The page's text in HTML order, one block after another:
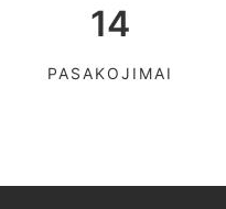
14
PASAKOJIMAI